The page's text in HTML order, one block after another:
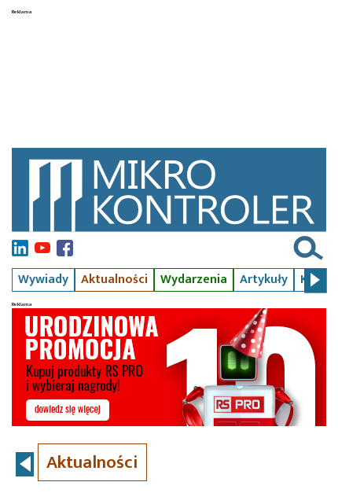
Wywiady Aktualności Wydarzenia Artykuły Kursy
Aktualności